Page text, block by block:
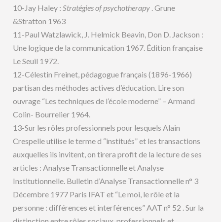
10-Jay Haley :Stratégies of psychotherapy . Grune
&Stratton 1963
11-Paul Watzlawick, J. Helmick Beavin, Don D. Jackson :
Une logique de la communication 1967. Édition française
Le Seuil 1972.
12-Célestin Freinet, pédagogue français (1896-1966)
partisan des méthodes actives d’éducation. Lire son
ouvrage “Les techniques de l’école moderne” – Armand
Colin- Bourrelier 1964.
13-Sur les rôles professionnels pour lesquels Alain
Crespelle utilise le terme d “institués” et les transactions
auxquelles ils invitent, on tirera profit de la lecture de ses
articles : Analyse Transactionnelle et Analyse
Institutionnelle. Bulletin d’Analyse Transactionnelle n° 3
Décembre 1977 Paris IFAT et “Le moi, le rôle et la
personne : différences et interférences” AAT n° 52 . Sur la